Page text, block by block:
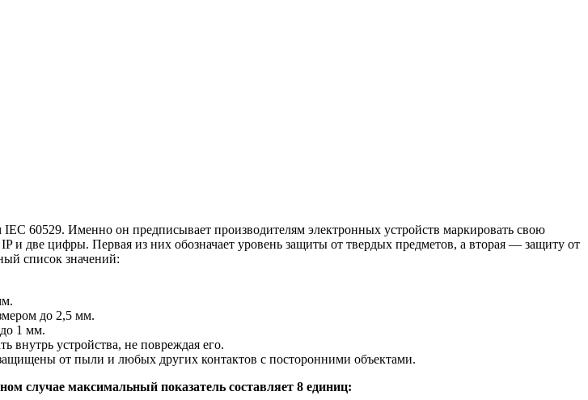
60529. Именно он предписывает производителям электронных устройств маркировать свою
две цифры. Первая из них обозначает уровень защиты от твердых предметов, а вторая — защиту от
список значений:
до 2,5 мм.
1 мм.
внутрь устройства, не повреждая его.
от пыли и любых других контактов с посторонними объектами.
случае максимальный показатель составляет 8 единиц: